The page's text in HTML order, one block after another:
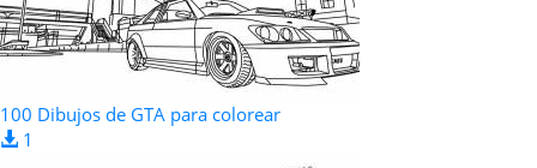
100 Dibujos de GTA para colorear
1